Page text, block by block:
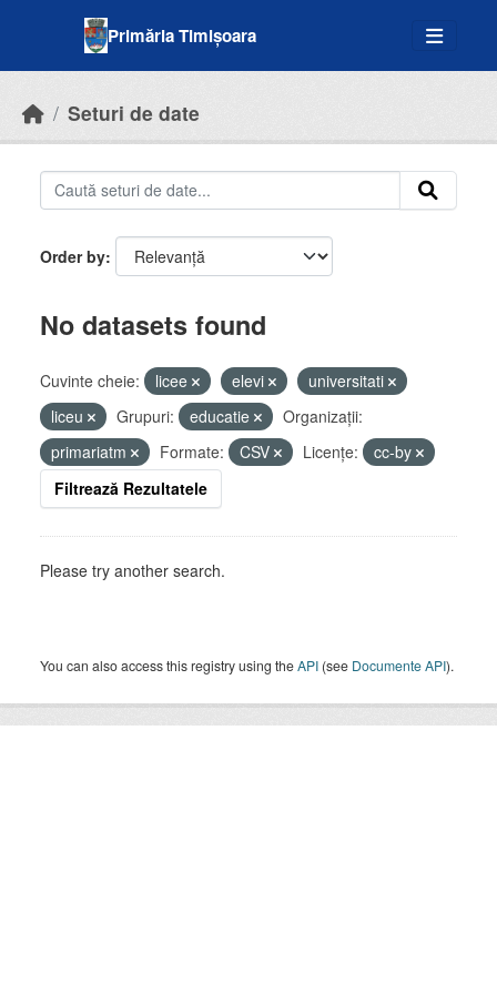
Primăria Timișoara
Seturi de date
Order by
No datasets found
Cuvinte cheie: licee elevi
universitati
liceu
Grupuri: educatie
Organizații:
primariatm
Formate: CSV Licenţe:
cc-by
Filtrează Rezultatele
Please try another search.
You can also access this registry using theAPI (see Documente API).